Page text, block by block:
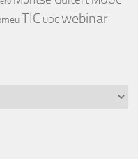
TIC UOC webinar